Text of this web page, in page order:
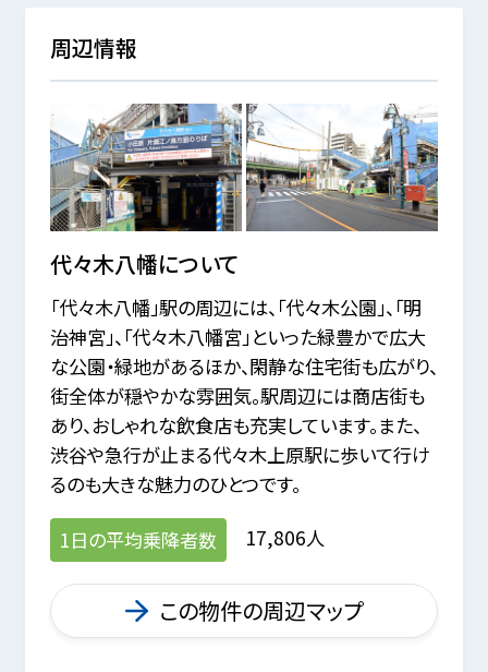
周辺情報
代々木八幡について
「代々木八幡」駅の周辺には、「代々木公園」、「明
治神宮」、「代々木八幡宮」といった緑豊かで広大
な公園・緑地があるほか、閑静な住宅街も広がり、
街全体が穏やかな雰囲気。駅周辺には商店街も
あり、おしゃれな飲食店も充実しています。また、
渋谷や急行が止まる代々木上原駅に歩いて行け
るのも大きな魅力のひとつです。
1日の平均乗降者数 17,806人
この物件の周辺マップ